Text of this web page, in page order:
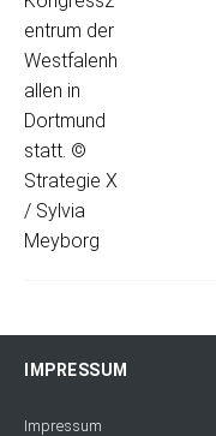
IMPRESSUM
Impressum